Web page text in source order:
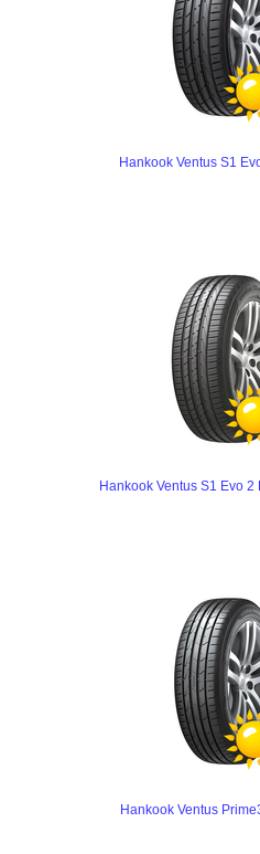
Hankook Ventus S1
Hankook Ventus S1 Evo 2
Hankook Ventus